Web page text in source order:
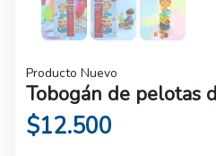
Producto Nuevo
Tobogán de pelotas
$12.500